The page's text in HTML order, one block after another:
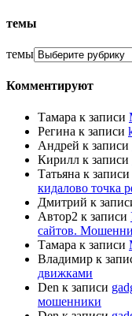
темы
темы
Комментируют
Тамара к записи
Регина к записи
Андрей к записи
Кирилл к записи
Татьяна к записи
кидалово точка
Дмитрий к
Автор2 к записи
сайтов.
Тамара к записи
Владимир к
движками
Den к записи
мошенники